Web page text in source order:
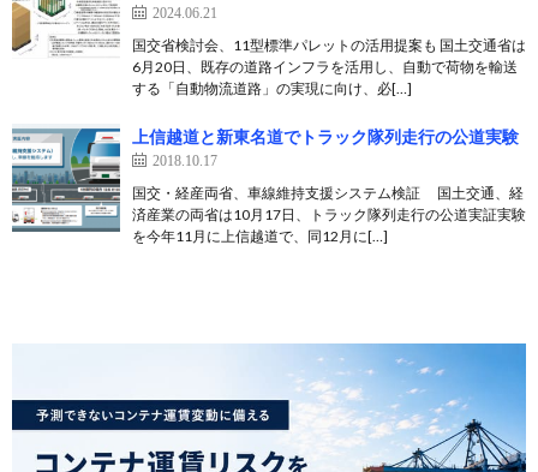
2024.06.21
国交省検討会、11型標準パレットの活用提案も 国土交通省は
6月20日、既存の道路インフラを活用し、自動で荷物を輸送
する「自動物流道路」の実現に向け、必[…]
上信越道と新東名道でトラック隊列走行の公道実験
2018.10.17
国交・経産両省、車線維持支援システム検証 国土交通、経
済産業の両省は10月17日、トラック隊列走行の公道実証実験
を今年11月に上信越道で、同12月に[…]